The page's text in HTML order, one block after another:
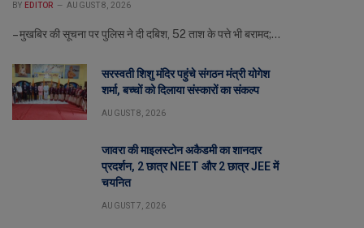
BY EDITOR AUGUST 8, 2026
– मुखबिर की सूचना पर पुलिस ने दी दबिश, 52 ताश के पत्ते भी बरामद;…
सरस्वती शिशु मंदिर पहुंचे संगठन मंत्री योगेश
शर्मा, बच्चों को दिलाया संस्कारों का संकल्प
AUGUST 8, 2026
जावरा की माइलस्टोन अकैडमी का शानदार
प्रदर्शन, 2 छात्र NEET और 2 छात्र JEE में
चयनित
AUGUST 7, 2026